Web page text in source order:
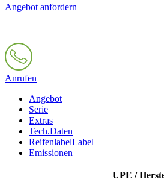
Angebot anfordern
Anrufen
Angebot
Serie
Extras
Tech.Daten
ReifenlabelLabel
Emissionen
UPE /